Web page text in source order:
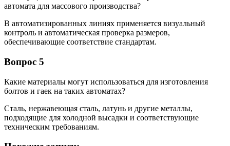
автомата для массового производства?
В автоматизированных линиях применяется визуальный
контроль и автоматическая проверка размеров,
обеспечивающие соответствие стандартам.
Вопрос 5
Какие материалы могут использоваться для изготовления
болтов и гаек на таких автоматах?
Сталь, нержавеющая сталь, латунь и другие металлы,
подходящие для холодной высадки и соответствующие
техническим требованиям.